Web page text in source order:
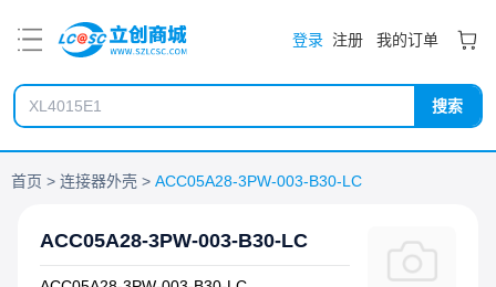
登录 注册 我的订单
搜索
首页 连接器外壳 ACC05A28-3PW-003-B30-LC
ACC05A28-3PW-003-B30-LC